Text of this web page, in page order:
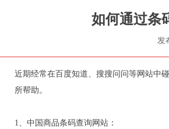
如何通过条
发
近期经常在百度知道、搜搜问问等网站中
所帮助。
1、中国商品条码查询网站：